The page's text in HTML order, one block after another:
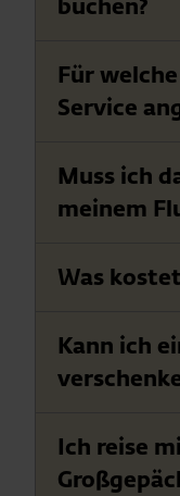
buchen?
Für
Service
Muss ich
meinem
Was
Kann ich
Ich reise